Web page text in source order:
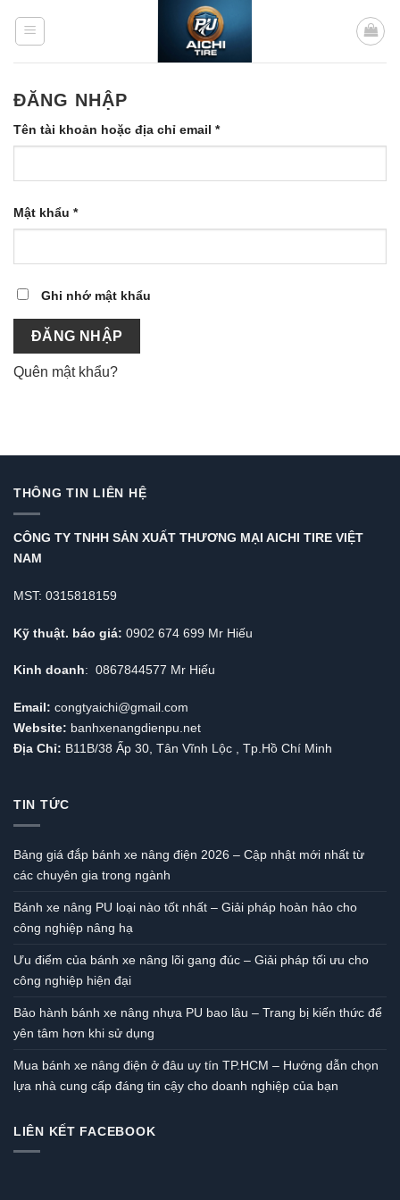
ĐĂNG NHẬP
Tên tài khoản hoặc địa chỉ email *Bắt
buộc
Mật khẩu *Bắt
buộc
Ghi nhớ mật khẩu
ĐĂNG NHẬP
Quên mật khẩu?
THÔNG TIN LIÊN HỆ
CÔNG TY TNHH SẢN XUẤT THƯƠNG MẠI AICHI TIRE VIỆT
NAM
MST: 0315818159
Kỹ thuật. báo giá: 0902 674 699 Mr Hiếu
Kinh doanh: 0867844577 Mr Hiếu
Email: congtyaichi@gmail.com
Website: banhxenangdienpu.net
Địa Chỉ: B11B/38 Ấp 30, Tân Vĩnh Lộc , Tp.Hồ Chí Minh
TIN TỨC
Bảng giá đắp bánh xe nâng điện 2026 – Cập nhật mới nhất từ
các chuyên gia trong ngành
Bánh xe nâng PU loại nào tốt nhất – Giải pháp hoàn hảo cho
công nghiệp nâng hạ
Ưu điểm của bánh xe nâng lõi gang đúc – Giải pháp tối ưu cho
công nghiệp hiện đại
Bảo hành bánh xe nâng nhựa PU bao lâu – Trang bị kiến thức để
yên tâm hơn khi sử dụng
Mua bánh xe nâng điện ở đâu uy tín TP.HCM – Hướng dẫn chọn
lựa nhà cung cấp đáng tin cậy cho doanh nghiệp của bạn
LIÊN KẾT FACEBOOK